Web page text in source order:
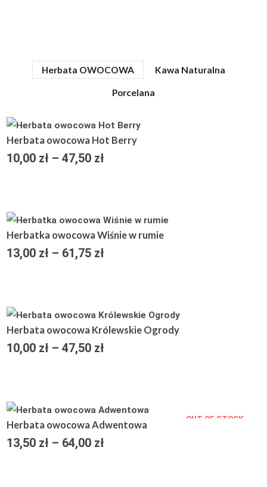
Herbata OWOCOWA Kawa Naturalna
Porcelana
Herbata owocowa Hot Berry
10,00 zł – 47,50 zł
Zakres
od
Herbatka owocowa Wiśnie w rumie
13,00 zł – 61,75 zł
Zakres
od
Herbata owocowa Królewskie Ogrody
10,00 zł – 47,50 zł
Zakres
od
OUT OF STOCK
Herbata owocowa Adwentowa
13,50 zł – 64,00 zł
Zakres
od